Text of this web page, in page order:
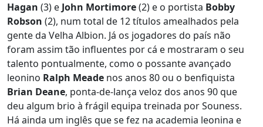
Hagan (3) e John Mortimore(2) e o portista Bobby
Robson (2), num total de 12 títulos amealhados pela
gente da Velha Albion. Já os jogadores do país não
foram assim tão influentes por cá e mostraram o seu
talento pontualmente, como o possante avançado
leonino Ralph Meade nos anos 80 ou o benfiquista
Brian Deane, ponta-de-lança veloz dos anos 90 que
deu algum brio à frágil equipa treinada por Souness.
Há ainda um inglês que se fez na academia leonina e